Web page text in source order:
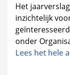
Het
inzichtelijk
onder
Lees het hele